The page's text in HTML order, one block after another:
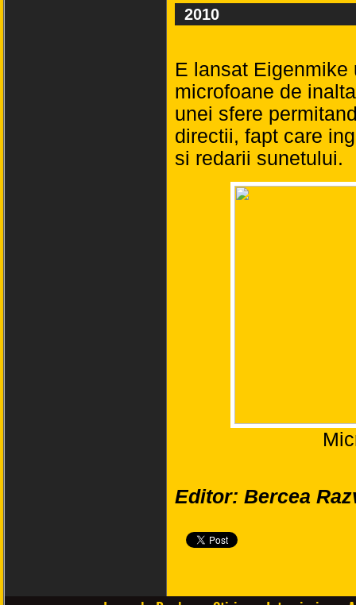
2010
E lansat
microfoane de
unei sfere
directii, fapt care
si redarii sunetului.
Editor: Bercea